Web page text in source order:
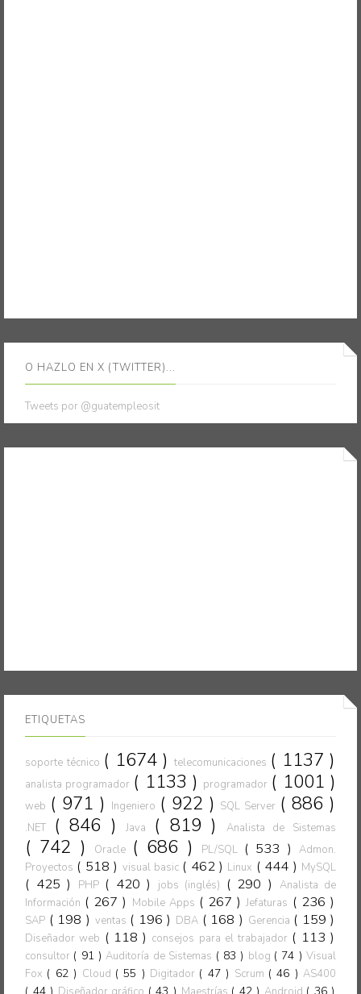
O HAZLO EN X (TWITTER)...
Tweets por @guatempleosit
ETIQUETAS
soporte técnico ( 1674 ) telecomunicaciones ( 1137 )
analista programador ( 1133 ) programador ( 1001 )
web ( 971 ) Ingeniero ( 922 ) SQL Server ( 886 )
.NET ( 846 )Java ( 819 ) Analista de Sistemas
( 742 ) Oracle ( 686 ) PL/SQL ( 533 )Admon.
Proyectos ( 518 ) visual basic ( 462 ) Linux ( 444 ) MySQL
( 425 ) PHP ( 420 ) jobs (inglés) ( 290 )
Analista de
Información ( 267 ) Mobile Apps ( 267 )Jefaturas ( 236 )
SAP ( 198 ) ventas ( 196 ) DBA ( 168 ) Gerencia ( 159 )
Diseñador web ( 118 ) consejos para el trabajador ( 113 )
consultor ( 91 )Auditoría de Sistemas ( 83 ) blog ( 74 )Visual
Fox ( 62 ) Cloud ( 55 ) Digitador ( 47 ) Scrum ( 46 ) AS400